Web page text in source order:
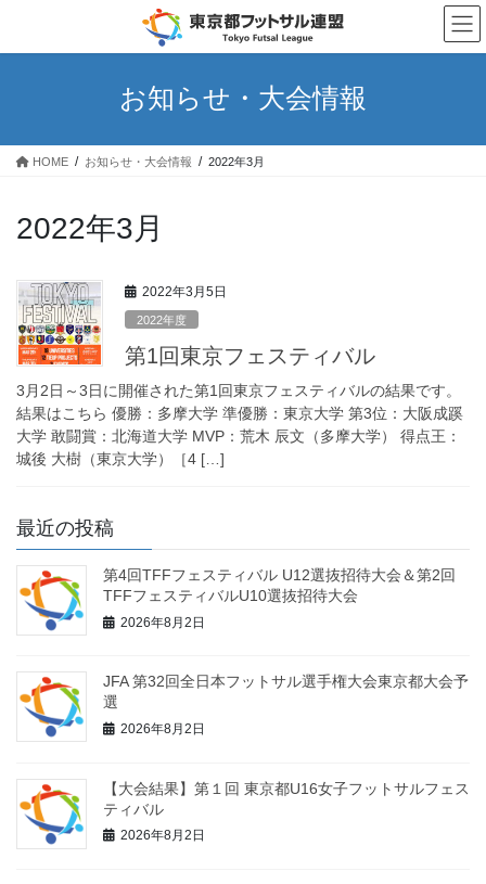
テ
ス
ゲ
ン
お知らせ・大会情報
HOME お知らせ・大会情報 2022年3月
2022年3月
2022年3月5日
2022年度
第1回東京フェスティバル
3月2日～3日に開催された第1回東京フェスティバルの結果です。
結果はこちら 優勝：多摩大学 準優勝：東京大学 第3位：大阪成蹊
大学 敢闘賞：北海道大学 MVP：荒木 辰文（多摩大学） 得点王：
城後 大樹（東京大学）［4 […]
最近の投稿
第4回TFFフェスティバル U12選抜招待大会＆第2回
TFFフェスティバルU10選抜招待大会
2026年8月2日
JFA 第32回全日本フットサル選手権大会東京都大会予
選
2026年8月2日
【大会結果】第１回 東京都U16女子フットサルフェス
ティバル
2026年8月2日